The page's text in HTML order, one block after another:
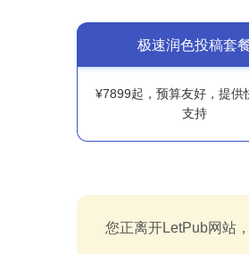
极速润色投稿套
¥7899起，预算友好，提供
支持
您正离开LetPub网站